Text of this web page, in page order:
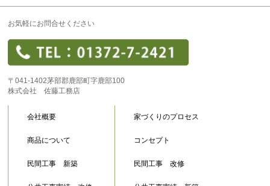
お気軽にお問合せください
〒041-1402茅部郡鹿部町字鹿部100
株式会社 佐藤工務店
会社概要 家づくりのプロセス
商品について コンセプト
民間工事 新築 民間工事 改修